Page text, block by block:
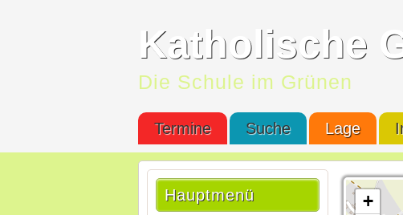
Katholische
Die Schule im Grünen
Termine Suche Lage
Hauptmenü
+